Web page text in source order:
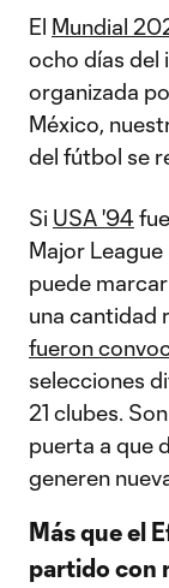
El Mundial
ocho días del
organizada
México,
del fútbol se
Si USA '94
Major
puede
una cantidad
fueron
selecciones
21 clubes.
puerta a que
generen
Más que el
partido con